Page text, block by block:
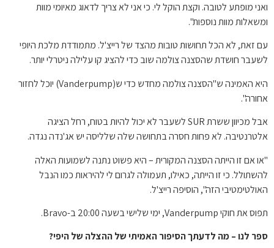
ואני מופתע לטובה. וקצת הוקל לי. כי אני לא צריך לדאוג מאיומי מוות
ומשאלות מוות נוספות".
עם זאת, לא הכל תחושות טובות מהצד של רייצ'ל. מתמודדת מלכת היופי
לשעבר חושדת שהסצנה צולמה שוב כדי להציג קו עלילה ניטרלי יותר.
היא האמינה ש"הסצנה צולמה מחדש כדי ש(Vanderpump) יוכל לחזור
אחורה".
אבל מכיוון ששרת SUR לשעבר לא יכול להיות בטוח, רחל הציגה
אלטרנטיבה. לא פחות חסרה בתחושה שלה שלליסה יש אג'נדה נגדה.
"או אם זו הייתה הסצנה המקורית – היא פשוט נתנה לשמועות האלה
להשתולל. כי זו הייתה, כאילו, תעמולה לגרום לי להיראות כמו הנבל
האולטימטיבי הזה", הוסיפה רייצ'ל.
תפוס את חוקי Vanderpump, ימי שלישי בשעה 20:00 ב-Bravo.
ספר לנו – מה לדעתך הסיפור האמיתי של ההצלה של היפי?